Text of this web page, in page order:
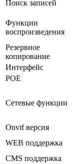
Поиск записей
Функции
воспроизведения
Резервное
копирование
Интерфейс
POE
Сетевые функции
Onvif версия
WEB поддержка
CMS поддержка